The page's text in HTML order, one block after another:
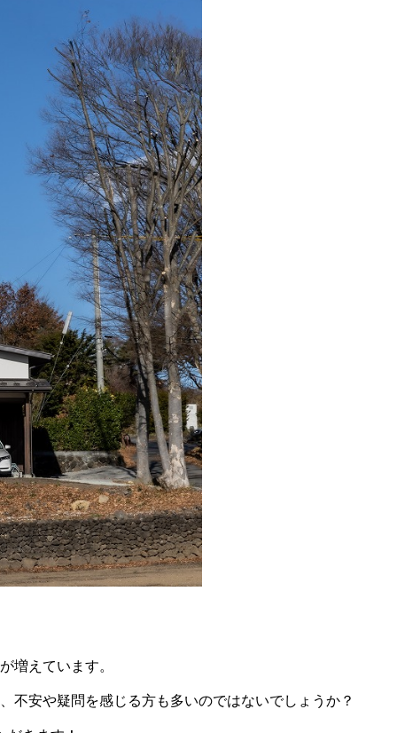
増えています。
不安や疑問を感じる方も多いのではないでしょうか？